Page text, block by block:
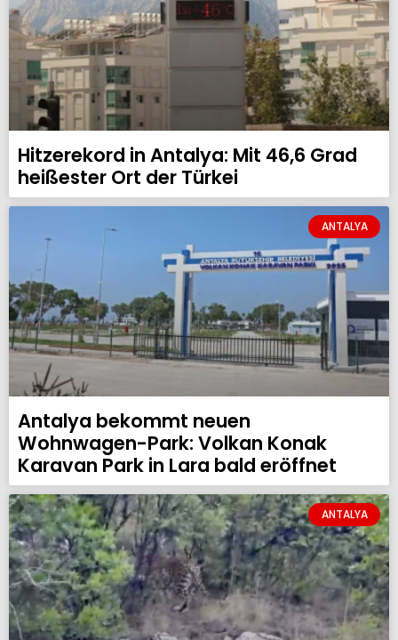
Hitzerekord in Antalya: Mit 46,6 Grad
heißester Ort der Türkei
ANTALYA
Antalya bekommt neuen
Wohnwagen-Park: Volkan Konak
Karavan Park in Lara bald eröffnet
ANTALYA